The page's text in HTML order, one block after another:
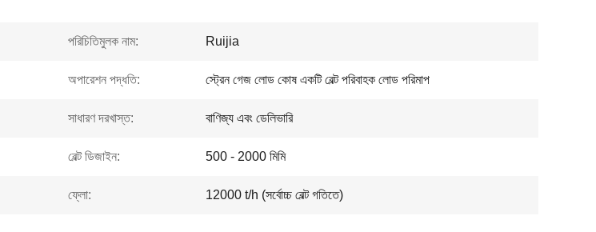
পরিচিতিমুলক নাম: Ruijia
অপারেশন পদ্ধতি: স্ট্রেন গেজ লোড কোষ একটি বেল্ট পরিবাহক লোড পরিমাপ
সাধারণ দরখাস্ত: বাণিজ্য এবং ডেলিভারি
বেল্ট ডিজাইন: 500 - 2000 মিমি
ফ্লো: 12000 t/h (সর্বোচ্চ বেল্ট গতিতে)